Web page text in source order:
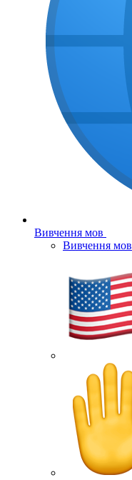
Вивчення мов
Вивчення мов